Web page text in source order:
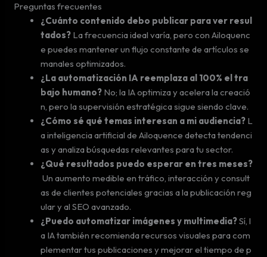
Preguntas frecuentes
¿Cuánto contenido debo publicar para ver resul
tados? La frecuencia ideal varía, pero con Ailoquenc
e puedes mantener un flujo constante de artículos se
manales optimizados.
¿La automatización IA reemplaza al 100% el tra
bajo humano? No; la IA optimiza y acelera la creació
n, pero la supervisión estratégica sigue siendo clave.
¿Cómo sé qué temas interesan a mi audiencia? L
a inteligencia artificial de Ailoquence detecta tendenci
as y analiza búsquedas relevantes para tu sector.
¿Qué resultados puedo esperar en tres meses?
Un aumento medible en tráfico, interacción y consult
as de clientes potenciales gracias a la publicación reg
ular y al SEO avanzado.
¿Puedo automatizar imágenes y multimedia?Sí, l
a IA también recomienda recursos visuales para com
plementar tus publicaciones y mejorar el tiempo de p